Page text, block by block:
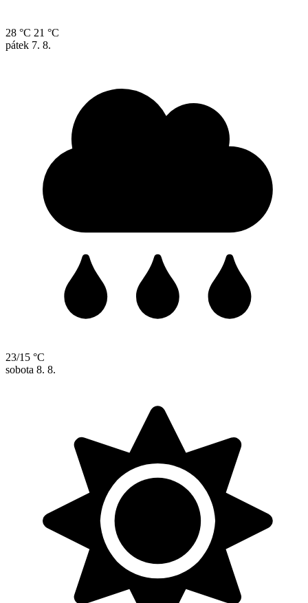
28 °C 21 °C
pátek 7. 8.
23/15 °C
sobota 8. 8.